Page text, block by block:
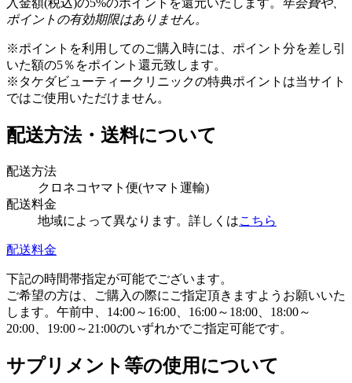
ポイントの有効期限はありません。
※ポイントを利用してのご購入時には、ポイント分を差し引
いた額の5％をポイント還元致します。
※タケダビューティークリニックの特典ポイントは当サイト
ではご使用いただけません。
配送方法・送料について
配送方法
クロネコヤマト便(ヤマト運輸)
配送料金
地域によって異なります。詳しくはこちら
配送料金
下記の時間帯指定が可能でございます。
ご希望の方は、ご購入の際にご指定頂きますようお願いいた
します。午前中、14:00～16:00、16:00～18:00、18:00～
20:00、19:00～21:00のいずれかでご指定可能です。
サプリメント等の使用について